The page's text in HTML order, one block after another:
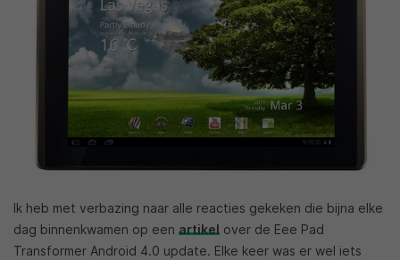
Ik heb met verbazing naar alle reacties gekeken die bijna elke
dag binnenkwamen op een artikel over de Eee Pad
Transformer Android 4.0 update. Elke keer was er wel iets